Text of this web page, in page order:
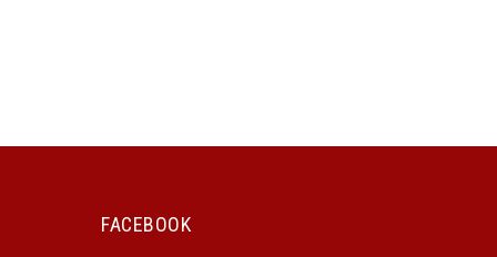
FACEBOOK